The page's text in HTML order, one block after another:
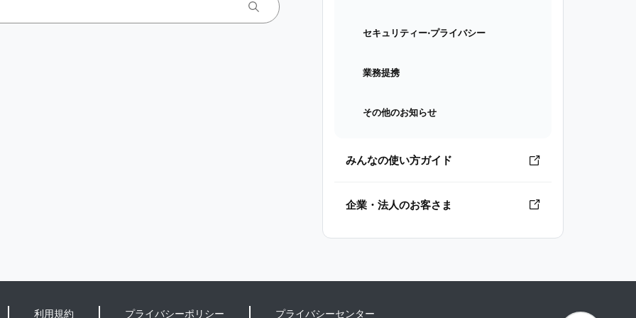
セキュリティー⋅プライバシー
業務提携
その他のお知らせ
みんなの使い方ガイド
企業・法人のお客さま
利用規約 プライバシーポリシー プライバシーセンター